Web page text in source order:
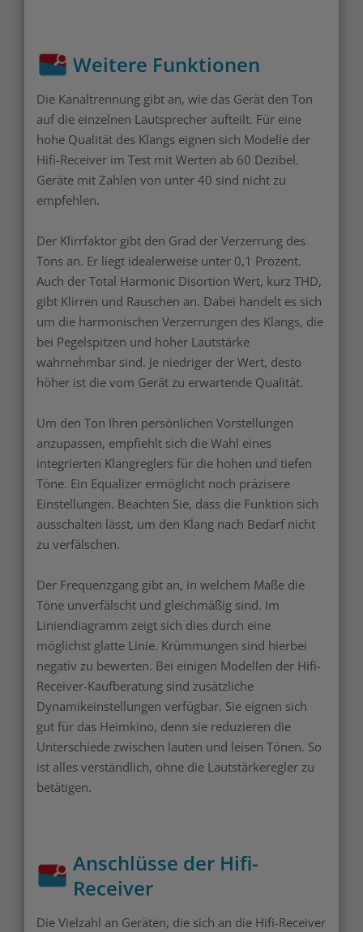
Weitere Funktionen
Die Kanaltrennung gibt an, wie das Gerät den Ton
auf die einzelnen Lautsprecher aufteilt. Für eine
hohe Qualität des Klangs eignen sich Modelle der
Hifi-Receiver im Test mit Werten ab 60 Dezibel.
Geräte mit Zahlen von unter 40 sind nicht zu
empfehlen.
Der Klirrfaktor gibt den Grad der Verzerrung des
Tons an. Er liegt idealerweise unter 0,1 Prozent.
Auch der Total Harmonic Disortion Wert, kurz THD,
gibt Klirren und Rauschen an. Dabei handelt es sich
um die harmonischen Verzerrungen des Klangs, die
bei Pegelspitzen und hoher Lautstärke
wahrnehmbar sind. Je niedriger der Wert, desto
höher ist die vom Gerät zu erwartende Qualität.
Um den Ton Ihren persönlichen Vorstellungen
anzupassen, empfiehlt sich die Wahl eines
integrierten Klangreglers für die hohen und tiefen
Töne. Ein Equalizer ermöglicht noch präzisere
Einstellungen. Beachten Sie, dass die Funktion sich
ausschalten lässt, um den Klang nach Bedarf nicht
zu verfälschen.
Der Frequenzgang gibt an, in welchem Maße die
Töne unverfälscht und gleichmäßig sind. Im
Liniendiagramm zeigt sich dies durch eine
möglichst glatte Linie. Krümmungen sind hierbei
negativ zu bewerten. Bei einigen Modellen der Hifi-
Receiver-Kaufberatung sind zusätzliche
Dynamikeinstellungen verfügbar. Sie eignen sich
gut für das Heimkino, denn sie reduzieren die
Unterschiede zwischen lauten und leisen Tönen. So
ist alles verständlich, ohne die Lautstärkeregler zu
betätigen.
Anschlüsse der Hifi-
Receiver
Die Vielzahl an Geräten, die sich an die Hifi-Receiver